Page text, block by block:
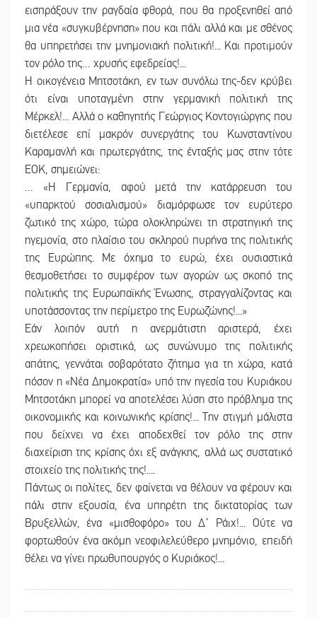
εισπράξουν την ραγδαία φθορά, που θα προξενηθεί από
μια νέα «συγκυβέρνηση» που και πάλι αλλά και με σθένος
θα υπηρετήσει την μνημονιακή πολιτική!... Και προτιμούν
τον ρόλο της… χρυσής εφεδρείας!...
Η οικογένεια Μητσοτάκη, εν των συνόλω της-δεν κρύβει
ότι είναι υποταγμένη στην γερμανική πολιτική της
Μέρκελ!... Αλλά ο καθηγητής Γεώργιος Κοντογιώργης που
διετέλεσε επί μακρόν συνεργάτης του Κωνσταντίνου
Καραμανλή και πρωτεργάτης, της ένταξής μας στην τότε
ΕΟΚ, σημειώνει:
… «Η Γερμανία, αφού μετά την κατάρρευση του
«υπαρκτού σοσιαλισμού» διαμόρφωσε τον ευρύτερο
ζωτικό της χώρο, τώρα ολοκληρώνει τη στρατηγική της
ηγεμονία, στο πλαίσιο του σκληρού πυρήνα της πολιτικής
της Ευρώπης. Με όχημα το ευρώ, έχει ουσιαστικά
θεσμοθετήσει το συμφέρον των αγορών ως σκοπό της
πολιτικής της Ευρωπαϊκής Ένωσης, στραγγαλίζοντας και
υποτάσσοντας την περίμετρο της Ευρωζώνης!...»
Εάν λοιπόν αυτή η ανερμάτιστη αριστερά, έχει
χρεωκοπήσει οριστικά, ως συνώνυμο της πολιτικής
απάτης, γεννάται σοβαρότατο ζήτημα για τη χώρα, κατά
πόσον η «Νέα Δημοκρατία» υπό την ηγεσία του Κυριάκου
Μητσοτάκη μπορεί να αποτελέσει λύση στο πρόβλημα της
οικονομικής και κοινωνικής κρίσης!... Την στιγμή μάλιστα
που δείχνει να έχει αποδεχθεί τον ρόλο της στην
διαχείριση της κρίσης όχι εξ ανάγκης, αλλά ως συστατικό
στοιχείο της πολιτικής της!....
Πάντως οι πολίτες, δεν φαίνεται να θέλουν να φέρουν και
πάλι στην εξουσία, ένα υπηρέτη της δικτατορίας των
Βρυξελλών, ένα «μισθοφόρο» του Δ΄ Ράιχ!... Ούτε να
φορτωθούν ένα ακόμη νεοφιλελεύθερο μνημόνιο, επειδή
θέλει να γίνει πρωθυπουργός ο Κυριάκος!...